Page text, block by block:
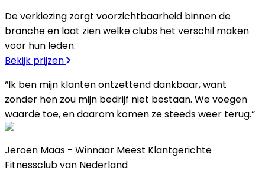
De verkiezing zorgt voorzichtbaarheid binnen de
branche en laat zien welke clubs het verschil maken
voor hun leden.
Bekijk prijzen
“Ik ben mijn klanten ontzettend dankbaar, want
zonder hen zou mijn bedrijf niet bestaan. We voegen
waarde toe, en daarom komen ze steeds weer terug.”
Jeroen Maas - Winnaar Meest Klantgerichte
Fitnessclub van Nederland